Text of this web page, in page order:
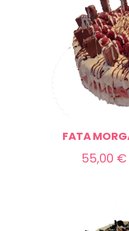
FATA
55,00 €